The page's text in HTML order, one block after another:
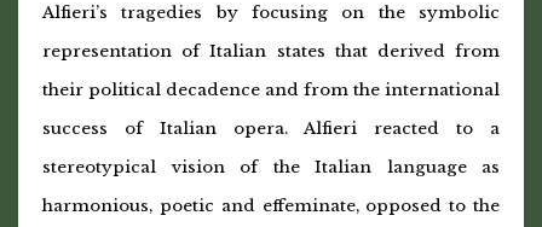
Alfieri’s tragedies by focusing on the symbolic
representation of Italian states that derived from
their political decadence and from the international
success of Italian opera. Alfieri reacted to a
stereotypical vision of the Italian language as
harmonious, poetic and effeminate, opposed to the